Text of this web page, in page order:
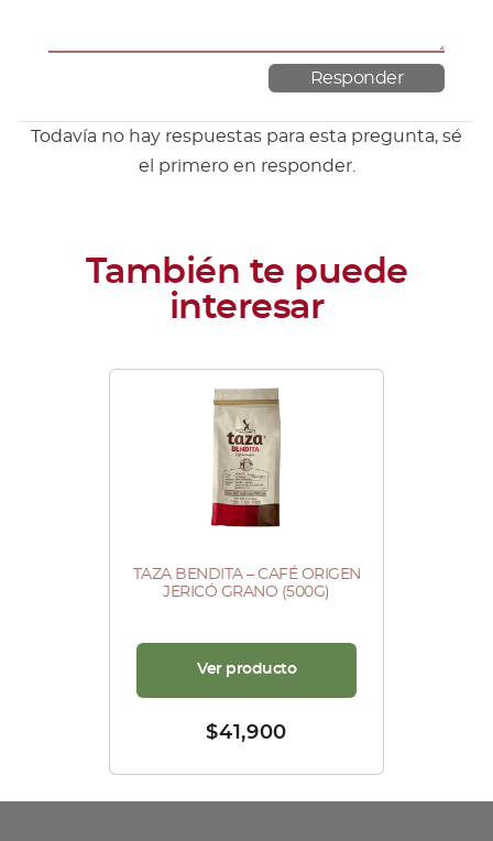
Todavía no hay respuestas para esta pregunta, sé
el primero en responder.
TAZA BENDITA – CAFÉ ORIGEN
JERICÓ GRANO (500G)
$41,900
Ver producto